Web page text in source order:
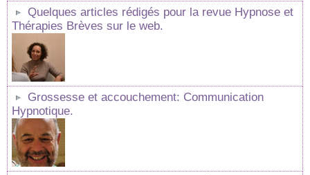
Quelques articles rédigés pour la revue Hypnose et
Thérapies Brèves sur le web.
Grossesse et accouchement: Communication
Hypnotique.